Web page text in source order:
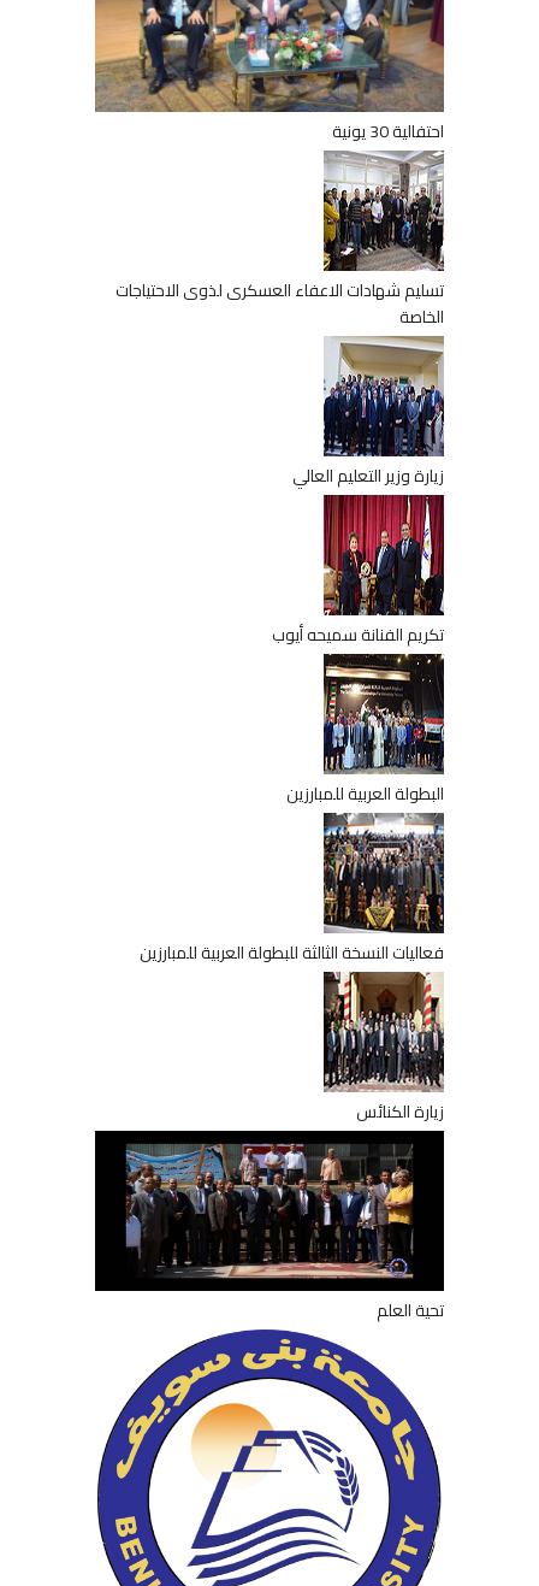
احتفالية 30 يونية
تسليم شهادات الاعفاء العسكرى لذوى الاحتياجات
الخاصة
زيارة وزير التعليم العالي
تكريم الفنانة سميحه أيوب
البطولة العربية للمبارزين
فعاليات النسخة الثالثة للبطولة العربية للمبارزين
زيارة الكنائس
تحية العلم